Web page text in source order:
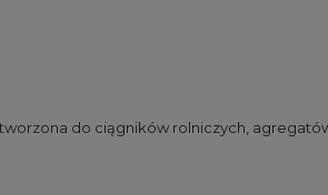
do ciągników rolniczych,